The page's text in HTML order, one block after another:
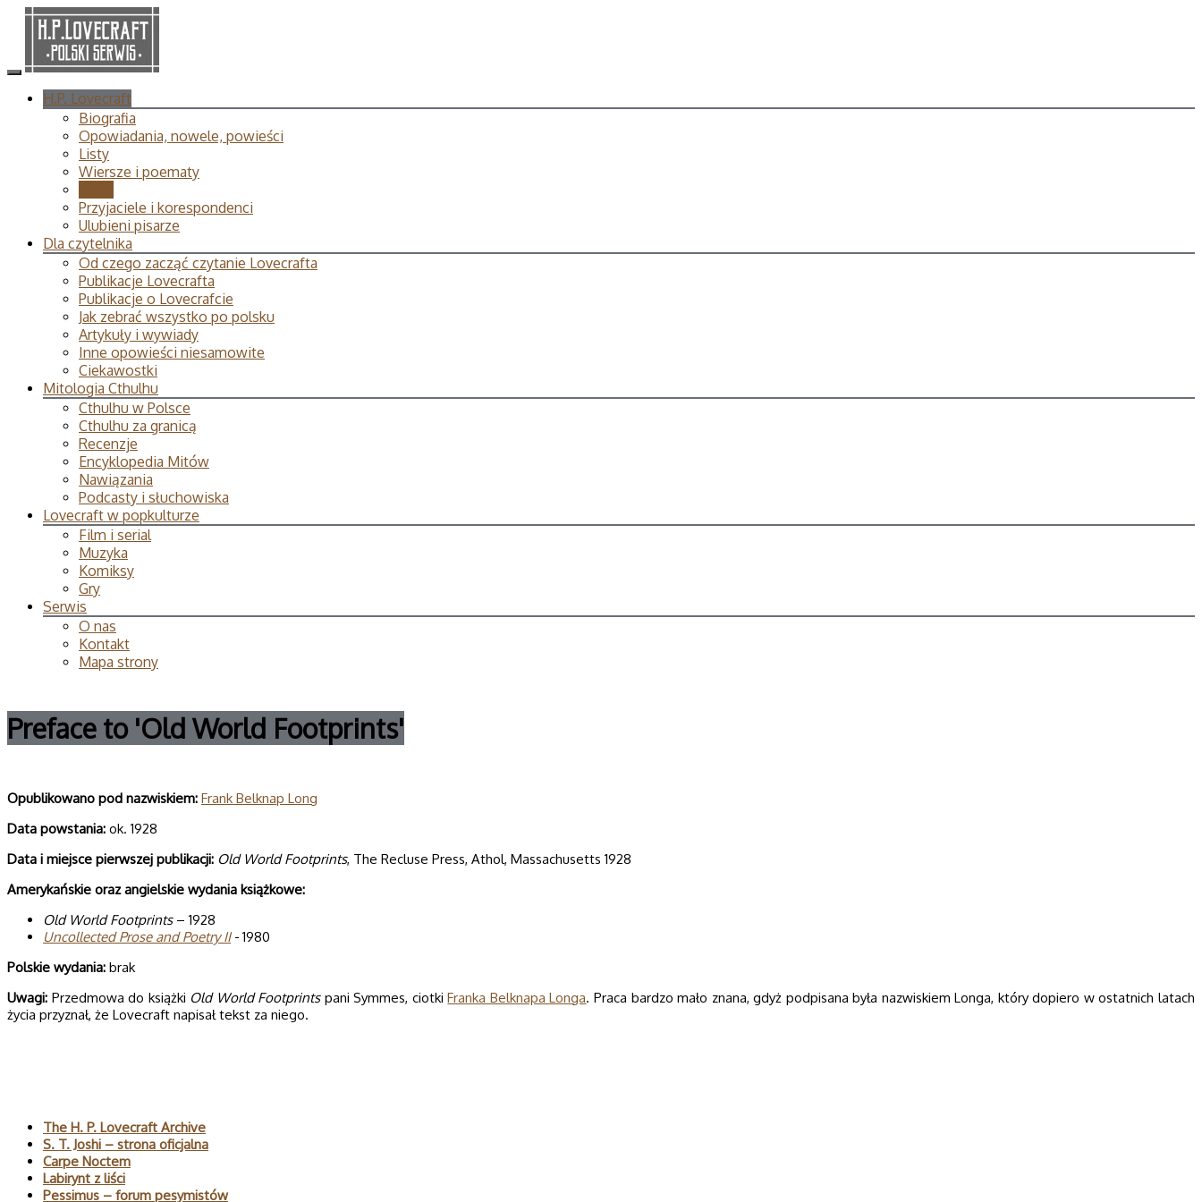
H.P. Lovecraft
Biografia
Opowiadania, nowele, powieści
Listy
Wiersze i poematy
Przyjaciele i korespondenci
Ulubieni pisarze
Dla czytelnika
Od czego zacząć czytanie Lovecrafta
Publikacje Lovecrafta
Publikacje o Lovecrafcie
Jak zebrać wszystko po polsku
Artykuły i wywiady
Inne opowieści niesamowite
Ciekawostki
Mitologia Cthulhu
Cthulhu w Polsce
Cthulhu za granicą
Recenzje
Encyklopedia Mitów
Nawiązania
Podcasty i słuchowiska
Lovecraft w popkulturze
Film i serial
Muzyka
Komiksy
Gry
Serwis
O nas
Kontakt
Mapa strony
Preface to 'Old World Footprints'
Opublikowano pod nazwiskiem: Frank Belknap Long
Data powsta­nia: ok. 1928
Data i miej­sce pierw­szej publi­ka­cji: Old World Footprints, The Recluse Press, Athol, Massachusetts 1928
Ame­ry­kań­skie oraz angiel­skie wyda­nia książkowe:
Old World Footprints – 1928
Uncollected Prose and Poetry II - 1980
Pol­skie wydania: brak
Uwagi: Przedmowa do książki Old World Footprintspani Symmes, ciotkiFranka Belknapa Longa. Praca bardzo mało znana, gdyż podpisana była nazwiskiem Longa, który dopiero w ostatnich latach
życia przyznał, że Lovecraft napisał tekst za niego.
The H. P. Lovecraft Archive
S. T. Joshi – strona oficjalna
Carpe Noctem
Labirynt z liści
Pessimus – forum pesymistów